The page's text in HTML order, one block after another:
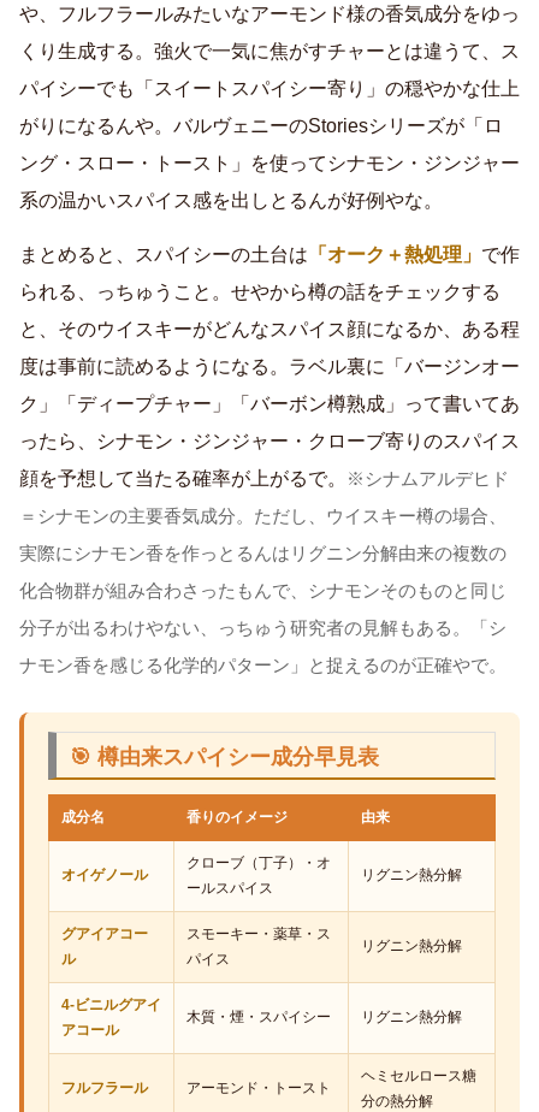
や、フルフラールみたいなアーモンド様の香気成分をゆっ
くり生成する。強火で一気に焦がすチャーとは違うて、ス
パイシーでも「スイートスパイシー寄り」の穏やかな仕上
がりになるんや。バルヴェニーのStoriesシリーズが「ロ
ング・スロー・トースト」を使ってシナモン・ジンジャー
系の温かいスパイス感を出しとるんが好例やな。
まとめると、スパイシーの土台は 「オーク＋熱処理」 で作
られる、っちゅうこと。せやから樽の話をチェックする
と、そのウイスキーがどんなスパイス顔になるか、ある程
度は事前に読めるようになる。ラベル裏に「バージンオー
ク」「ディープチャー」「バーボン樽熟成」って書いてあ
ったら、シナモン・ジンジャー・クローブ寄りのスパイス
顔を予想して当たる確率が上がるで。
※シナムアルデヒド
＝シナモンの主要香気成分。ただし、ウイスキー樽の場合、
実際にシナモン香を作っとるんはリグニン分解由来の複数の
化合物群が組み合わさったもんで、シナモンそのものと同じ
分子が出るわけやない、っちゅう研究者の見解もある。「シ
ナモン香を感じる化学的パターン」と捉えるのが正確やで。
🎯 樽由来スパイシー成分早見表
成分名 香りのイメージ 由来
オイゲノール
クローブ（丁子）・オ
ールスパイス
リグニン熱分解
グアイアコー
ル
スモーキー・薬草・ス
パイス
リグニン熱分解
4-ビニルグアイ
アコール
木質・煙・スパイシー リグニン熱分解
フルフラール アーモンド・トースト
ヘミセルロース糖
分の熱分解